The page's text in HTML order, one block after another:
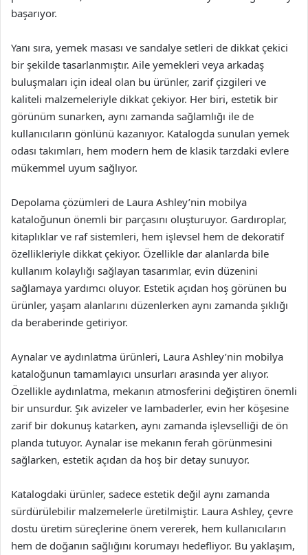
başarıyor.
Yanı sıra, yemek masası ve sandalye setleri de dikkat çekici
bir şekilde tasarlanmıştır. Aile yemekleri veya arkadaş
buluşmaları için ideal olan bu ürünler, zarif çizgileri ve
kaliteli malzemeleriyle dikkat çekiyor. Her biri, estetik bir
görünüm sunarken, aynı zamanda sağlamlığı ile de
kullanıcıların gönlünü kazanıyor. Katalogda sunulan yemek
odası takımları, hem modern hem de klasik tarzdaki evlere
mükemmel uyum sağlıyor.
Depolama çözümleri de Laura Ashley’nin mobilya
kataloğunun önemli bir parçasını oluşturuyor. Gardıroplar,
kitaplıklar ve raf sistemleri, hem işlevsel hem de dekoratif
özellikleriyle dikkat çekiyor. Özellikle dar alanlarda bile
kullanım kolaylığı sağlayan tasarımlar, evin düzenini
sağlamaya yardımcı oluyor. Estetik açıdan hoş görünen bu
ürünler, yaşam alanlarını düzenlerken aynı zamanda şıklığı
da beraberinde getiriyor.
Aynalar ve aydınlatma ürünleri, Laura Ashley’nin mobilya
kataloğunun tamamlayıcı unsurları arasında yer alıyor.
Özellikle aydınlatma, mekanın atmosferini değiştiren önemli
bir unsurdur. Şık avizeler ve lambaderler, evin her köşesine
zarif bir dokunuş katarken, aynı zamanda işlevselliği de ön
planda tutuyor. Aynalar ise mekanın ferah görünmesini
sağlarken, estetik açıdan da hoş bir detay sunuyor.
Katalogdaki ürünler, sadece estetik değil aynı zamanda
sürdürülebilir malzemelerle üretilmiştir. Laura Ashley, çevre
dostu üretim süreçlerine önem vererek, hem kullanıcıların
hem de doğanın sağlığını korumayı hedefliyor. Bu yaklaşım,